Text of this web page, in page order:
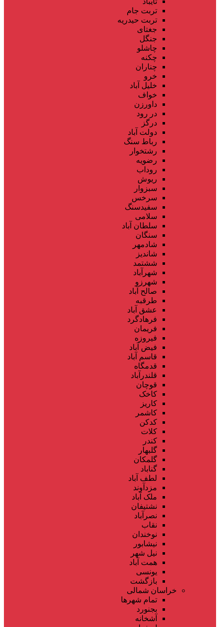
تربت جام
تربت حیدریه
جغتای
جنگل
چاشلو
چکنه
چناران
خرو
خلیل آباد
خواف
داورزن
در رود
درگز
دولت آباد
رباط سنگ
رشتخوار
رضویه
روداب
ریوش
سبزوار
سرخس
سفیدسنگ
سلامی
سلطان آباد
سنگان
شادمهر
شاندیز
ششتمد
شهرآباد
شهرزو
صالح آباد
طرقبه
عشق آباد
فرهادگرد
فریمان
فیروزه
فیض آباد
قاسم آباد
قدمگاه
قلندرآباد
قوچان
کاخک
کاریز
کاشمر
کدکن
کلات
کندر
گلبهار
گلمکان
گناباد
لطف آباد
مزدآوند
ملک آباد
نشتیفان
نصرآباد
نقاب
نوخندان
نیشابور
نیل شهر
همت آباد
یونسی
بازگشت
خراسان شمالی
تمام شهر‌ها
بجنورد
آشخانه